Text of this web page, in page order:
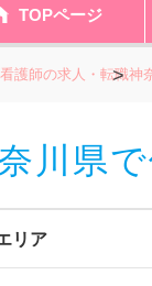
TOPページ
護師の求人・転職神
川県
リア